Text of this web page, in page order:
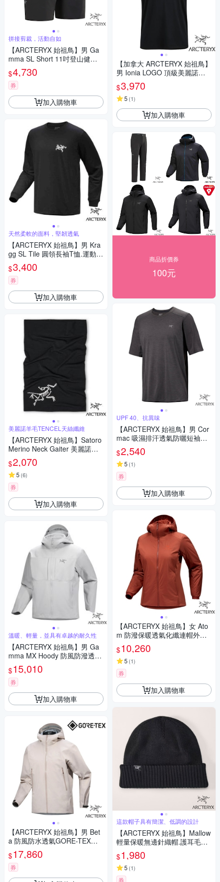
拼接剪裁，活動自如
【ARCTERYX 始祖鳥】男 Ga
mma SL Short 11吋登山健行
短褲.運動休閒褲_X000009526
黑
$4,730
券
加入購物車
天然柔軟的面料，堅韌透氣
【ARCTERYX 始祖鳥】男 Kra
gg SL Tile 圓領長袖T恤.運動上
衣.休閒衫/160gsm長絨SUPIM
A棉/攀岩.抱石.徒步.城市休閑_
X000009537 黑/絹絲白
$3,400
券
加入購物車
美麗諾羊毛TENCEL天絲纖維
【ARCTERYX 始祖鳥】Satoro
Merino Neck Gaiter 美麗諾羊
毛混紡保暖圍脖.圍巾.領巾.頭
帽.面罩/X000009937 黑/絹絲
白
$2,070
5 (6)
券
加入購物車
溫暖、輕量，並具有卓越的耐久性
【ARCTERYX 始祖鳥】男 Ga
mma MX Hoody 防風防潑透氣
連帽外套.夾克.風雨衣_X00000
8485 沈靜灰
$15,010
券
加入購物車
【ARCTERYX 始祖鳥】男 Bet
a 防風防水透氣GORE-TEX連
帽外套.軟殼夾克.風雨衣_X000
008584 盧恩褐
$17,860
券
【加拿大 ARCTERYX 始祖鳥】
男 Ionia LOGO 頂級美麗諾羊
毛短袖圓領排汗衣.美利奴T恤.
運動休閒上衣.適登山旅遊_ X0
00006796-30571 黑
$3,970
5 (1)
加入購物車
商品折價券
100元
UPF 40、抗異味
【ARCTERYX 始祖鳥】男 Cor
mac 吸濕排汗透氣防曬短袖圓
領衫.套頭衫.休閒運動T恤.上衣
_X000009718 雜黑
$2,540
5 (1)
券
加入購物車
【ARCTERYX 始祖鳥】女 Ato
m 防潑保暖透氣化纖連帽外套.
夾克_X000006780-30090 紅衫
紅
$10,260
5 (1)
券
加入購物車
這款帽子具有簡潔、低調的設計
【ARCTERYX 始祖鳥】Mallow
輕量保暖無邊針織帽.護耳毛線
帽.羊毛帽_X000007423 黑
$1,980
5 (1)
券